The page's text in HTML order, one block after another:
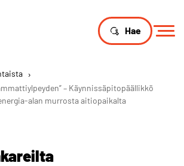
Hae
›
– Käynnissäpitopäällikkö
alan murrosta aitiopaikalta